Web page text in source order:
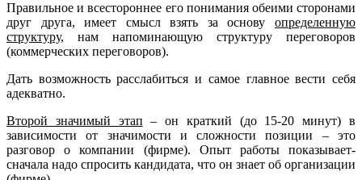
Правильное и всестороннее его понимания обеими сторонами
друг друга, имеет смысл взять за основу определенную
структуру, нам напоминающую структуру переговоров
(коммерческих переговоров).
Дать возможность расслабиться и самое главное вести себя
адекватно.
Второй значимый этап – он краткий (до 15-20 минут) в
зависимости от значимости и сложности позиции – это
разговор о компании (фирме). Опыт работы показывает-
сначала надо спросить кандидата, что он знает об организации